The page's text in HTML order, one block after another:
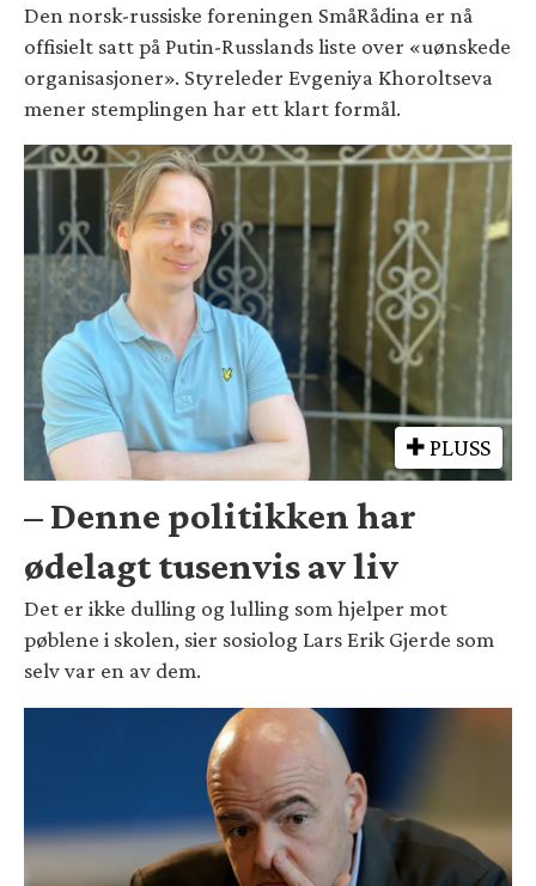
Den norsk-russiske foreningen SmåRådina er nå
offisielt satt på Putin-Russlands liste over «uønskede
organisasjoner». Styreleder Evgeniya Khoroltseva
mener stemplingen har ett klart formål.
PLUSS
– Denne politikken har
ødelagt tusenvis av liv
Det er ikke dulling og lulling som hjelper mot
pøblene i skolen, sier sosiolog Lars Erik Gjerde som
selv var en av dem.